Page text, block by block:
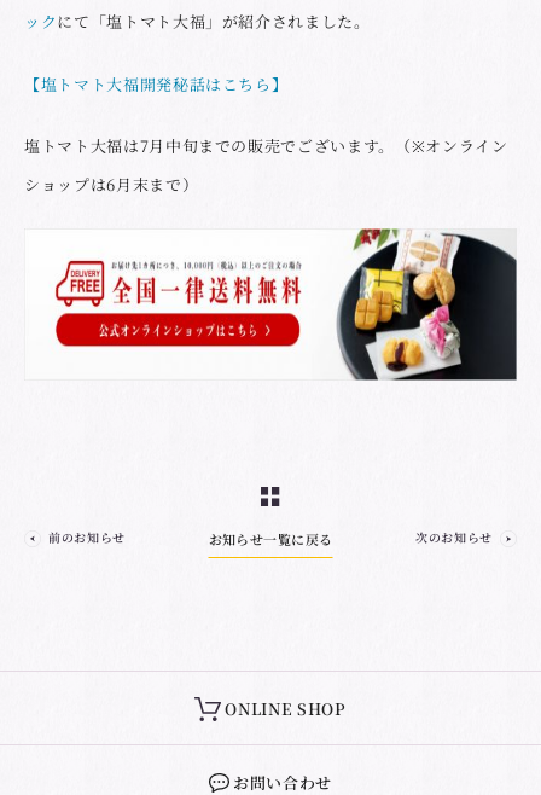
ックにて「塩トマト大福」が紹介されました。
【塩トマト大福開発秘話はこちら】
塩トマト大福は7月中旬までの販売でございます。（※オンライン
ショップは6月末まで）
前のお知らせ お知らせ一覧に戻る 次のお知らせ
ONLINE SHOP
お問い合わせ